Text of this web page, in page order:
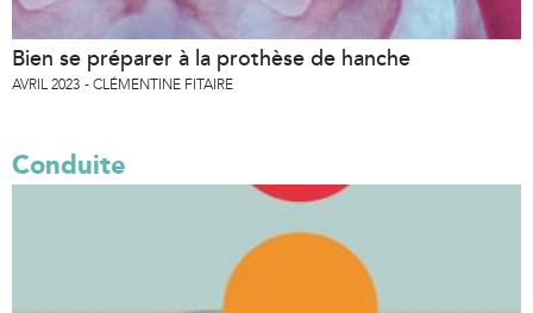
Bien se préparer à la prothèse de hanche
AVRIL 2023 CLÉMENTINE FITAIRE
Conduite